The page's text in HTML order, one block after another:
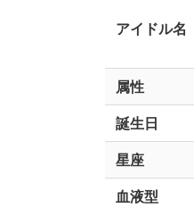
アイドル名
属性
誕生日
星座
血液型